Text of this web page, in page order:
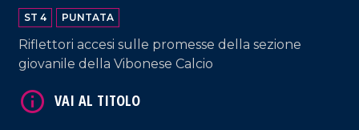
ST 4 PUNTATA
Riflettori accesi sulle promesse della sezione
giovanile della Vibonese Calcio